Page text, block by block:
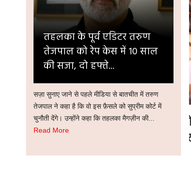
तहलका के पूर्व एडिटर तरुण
तेजपाल को रेप केस में 10 साल
की सजा, दो हफ्ते...
सज़ा सुनाए जाने से पहले मीडिया से बातचीत में तरुण
तेजपाल ने कहा है कि वो इस फ़ैसले को सुप्रीम कोर्ट में
चुनौती देंगे। उन्होंने कहा कि तहलका मैगज़ीन की...
Read More
के व्यावसायिक उपयोग पर बवाल,
ने नगर निगम दफ्तर घेरा